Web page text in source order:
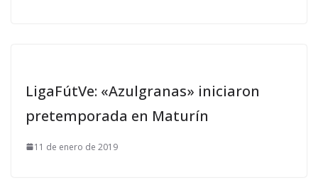
LigaFútVe: «Azulgranas» iniciaron
pretemporada en Maturín
11 de enero de 2019